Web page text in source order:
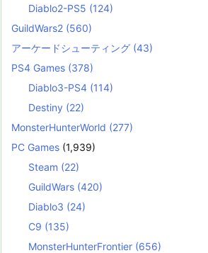
Diablo2-PS5 (124)
GuildWars2 (560)
アーケードシューティング (43)
PS4 Games (378)
Diablo3-PS4 (114)
Destiny (22)
MonsterHunterWorld (277)
PC Games (1,939)
Steam (22)
GuildWars (420)
Diablo3 (24)
C9 (135)
MonsterHunterFrontier (656)